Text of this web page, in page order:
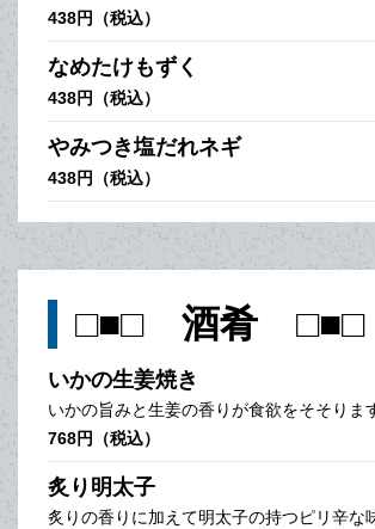
438円（税込）
なめたけもずく
438円（税込）
やみつき塩だれネギ
438円（税込）
□■□ 酒肴 □■□
いかの生姜焼き
いかの旨みと生姜の香りが食欲をそそりま
768円（税込）
炙り明太子
炙りの香りに加えて明太子の持つピリ辛な